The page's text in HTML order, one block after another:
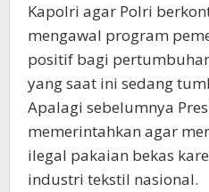
Kapolri agar Polri
mengawal program
positif bagi
yang saat ini sedang
Apalagi sebelumnya
memerintahkan agar
ilegal pakaian bekas
industri tekstil nasional.